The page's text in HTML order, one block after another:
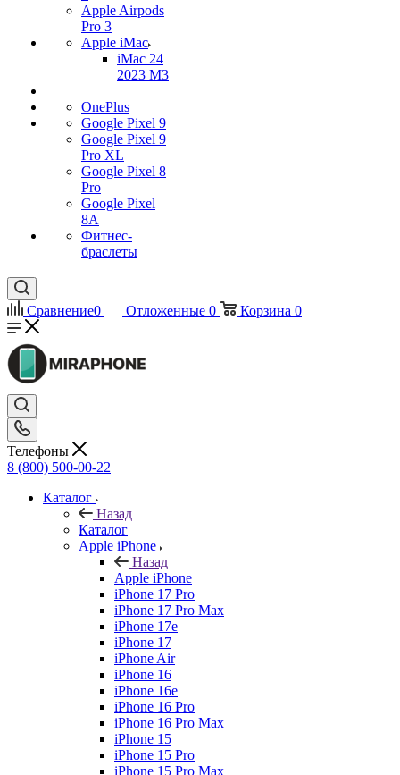
Apple Airpods
Pro 3
Apple iMac
iMac 24
2023 M3
OnePlus
Google Pixel 9
Google Pixel 9
Pro XL
Google Pixel 8
Pro
Google Pixel
8A
Фитнес-
браслеты
Сравнение0 Отложенные 0 Корзина 0
Телефоны
8 (800) 500-00-22
Каталог
Назад
Каталог
Apple iPhone
Назад
Apple iPhone
iPhone 17 Pro
iPhone 17 Pro Max
iPhone 17e
iPhone 17
iPhone Air
iPhone 16
iPhone 16e
iPhone 16 Pro
iPhone 16 Pro Max
iPhone 15
iPhone 15 Pro
iPhone 15 Pro Max